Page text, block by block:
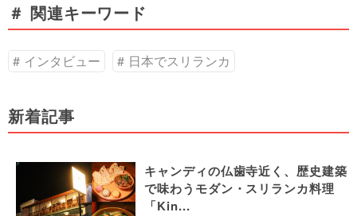
＃ 関連キーワード
インタビュー 日本でスリランカ
新着記事
キャンディの仏歯寺近く、歴史建築
で味わうモダン・スリランカ料理
「Kin...